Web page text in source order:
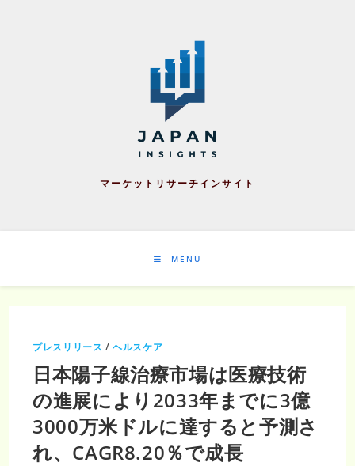
マーケットリサーチインサイト
MENU
プレスリリース /ヘルスケア
日本陽子線治療市場は医療技術
の進展により2033年までに3億
3000万米ドルに達すると予測さ
れ、CAGR8.20％で成長